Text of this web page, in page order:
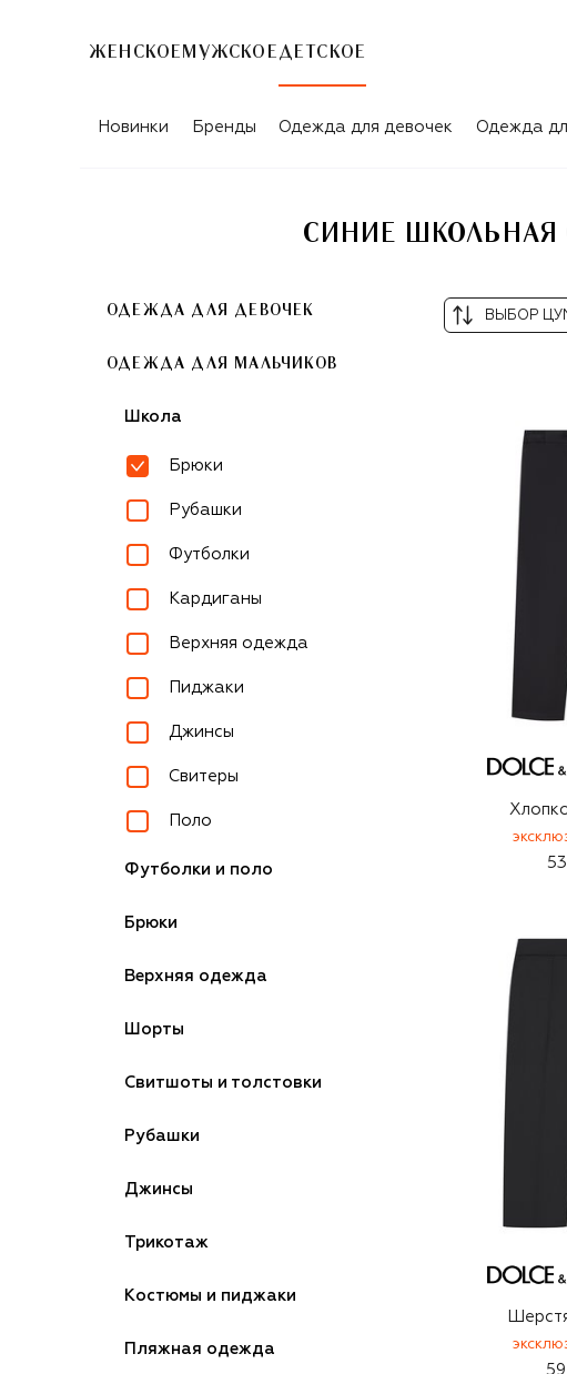
ЖЕНСКОЕ МУЖСКОЕ ДЕТСКОЕ
Новинки Бренды Одежда для девочек Одежда
СИНИЕ ШКОЛЬНАЯ
ОДЕЖДА ДЛЯ ДЕВОЧЕК
ОДЕЖДА ДЛЯ МАЛЬЧИКОВ
Школа
Брюки
Рубашки
Футболки
Кардиганы
Верхняя одежда
Пиджаки
Джинсы
Свитеры
Поло
Футболки и поло
Брюки
Верхняя одежда
Шорты
Свитшоты и толстовки
Рубашки
Джинсы
Трикотаж
Костюмы и пиджаки
Пляжная одежда
ВЫБОР